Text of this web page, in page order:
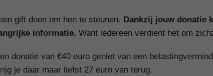
gift doen om hen te steunen. Dankzij jouw donatie
informatie. Want iedereen verdient het om
donatie van €40 euro geniet van een
je daar maar liefst 27 euro van terug.